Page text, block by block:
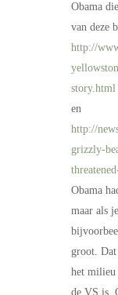
Obama
van deze
http://
story.html
en
http://
grizzly-
Obama
maar als
groot.
het milieu
de VS is.